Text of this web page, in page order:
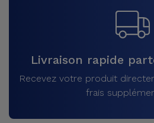
Livraison rapide
Recevez votre produit
frais